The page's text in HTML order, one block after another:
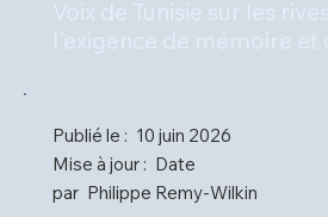
Publié le : 10 juin 2026
Mise à jour : Date
par Philippe Remy-Wilkin